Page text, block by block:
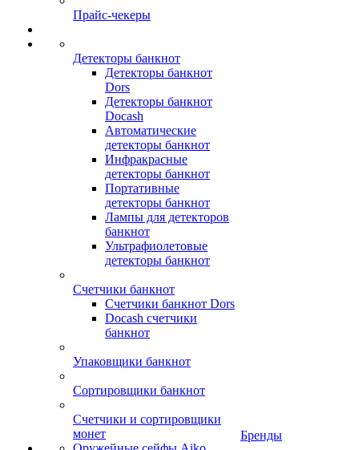
Прайс-чекеры
Детекторы банкнот
Детекторы банкнот
Dors
Детекторы банкнот
Docash
Автоматические
детекторы банкнот
Инфракрасные
детекторы банкнот
Портативные
детекторы банкнот
Лампы для детекторов
банкнот
Ультрафиолетовые
детекторы банкнот
Счетчики банкнот
Счетчики банкнот Dors
Docash счетчики
банкнот
Упаковщики банкнот
Сортировщики банкнот
Счетчики и сортировщики
монет
Бренды